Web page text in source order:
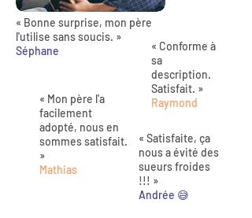
« Bonne surprise, mon père
l'utilise sans soucis. »
Séphane
« Mon père l'a
facilement
adopté, nous en
sommes satisfait.
»
Mathias
« Conforme à
sa
description.
Satisfait. »
Raymond
« Satisfaite, ça
nous a évité des
sueurs froides
!!! »
Andrée 😅